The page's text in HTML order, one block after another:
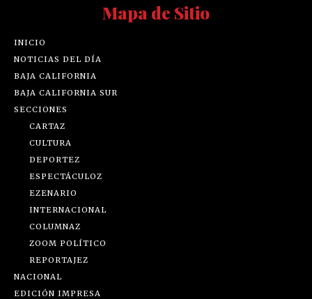
Mapa de Sitio
INICIO
NOTICIAS DEL DÍA
BAJA CALIFORNIA
BAJA CALIFORNIA SUR
SECCIONES
CARTAZ
CULTURA
DEPORTEZ
ESPECTÁCULOZ
EZENARIO
INTERNACIONAL
COLUMNAZ
ZOOM POLÍTICO
REPORTAJEZ
NACIONAL
EDICIÓN IMPRESA